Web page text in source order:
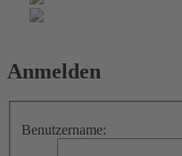
Anmelden
Benutzername: